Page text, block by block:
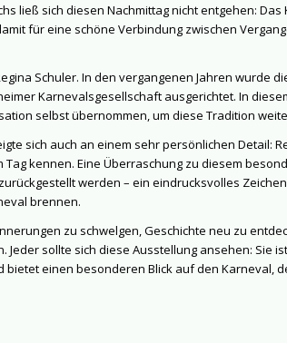
ließ sich diesen Nachmittag nicht entgehen:
für eine schöne Verbindung zwischen
Schuler. In den vergangenen Jahren wurde
Karnevalsgesellschaft ausgerichtet. In
selbst übernommen, um diese Tradition
sich auch an einem sehr persönlichen Detail:
Tag kennen. Eine Überraschung zu diesem
werden – ein eindrucksvolles
brennen.
zu schwelgen, Geschichte neu zu
Jeder sollte sich diese Ausstellung ansehen: Sie
einen besonderen Blick auf den Karneval,